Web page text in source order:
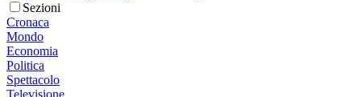
Sezioni
Cronaca
Mondo
Economia
Politica
Spettacolo
Televisione